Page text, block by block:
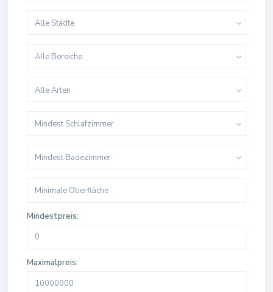
Alle Städte
Alle Bereiche
Alle Arten
Mindest Schlafzimmer
Mindest Badezimmer
Mindestpreis:
Maximalpreis: